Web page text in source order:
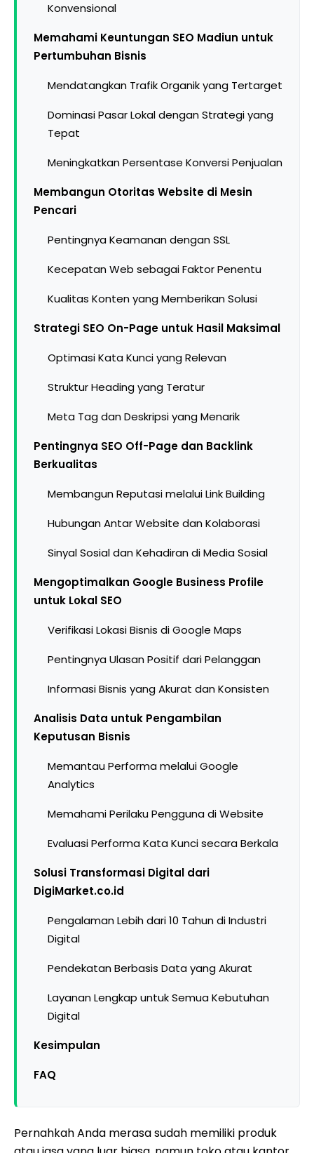
Konvensional
Memahami Keuntungan SEO Madiun untuk
Pertumbuhan Bisnis
Mendatangkan Trafik Organik yang Tertarget
Dominasi Pasar Lokal dengan Strategi yang
Tepat
Meningkatkan Persentase Konversi Penjualan
Membangun Otoritas Website di Mesin
Pencari
Pentingnya Keamanan dengan SSL
Kecepatan Web sebagai Faktor Penentu
Kualitas Konten yang Memberikan Solusi
Strategi SEO On-Page untuk Hasil Maksimal
Optimasi Kata Kunci yang Relevan
Struktur Heading yang Teratur
Meta Tag dan Deskripsi yang Menarik
Pentingnya SEO Off-Page dan Backlink
Berkualitas
Membangun Reputasi melalui Link Building
Hubungan Antar Website dan Kolaborasi
Sinyal Sosial dan Kehadiran di Media Sosial
Mengoptimalkan Google Business Profile
untuk Lokal SEO
Verifikasi Lokasi Bisnis di Google Maps
Pentingnya Ulasan Positif dari Pelanggan
Informasi Bisnis yang Akurat dan Konsisten
Analisis Data untuk Pengambilan
Keputusan Bisnis
Memantau Performa melalui Google
Analytics
Memahami Perilaku Pengguna di Website
Evaluasi Performa Kata Kunci secara Berkala
Solusi Transformasi Digital dari
DigiMarket.co.id
Pengalaman Lebih dari 10 Tahun di Industri
Digital
Pendekatan Berbasis Data yang Akurat
Layanan Lengkap untuk Semua Kebutuhan
Digital
Kesimpulan
FAQ
Pernahkah Anda merasa sudah memiliki produk